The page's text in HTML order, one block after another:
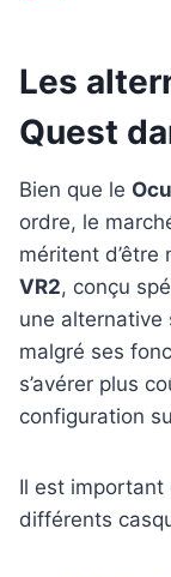
Les
Quest
Bien que le
ordre, le
méritent d’être
VR2, conçu
une alternative
malgré ses
s’avérer plus
configuration
Il est
différents